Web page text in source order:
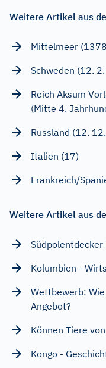
Weitere Artikel aus
Mittelmeer
Schweden (12.
Reich Aksum
(Mitte 4.
Russland (12.
Italien (17)
Frankreich/
Weitere Artikel aus
Kolumbien -
Wettbewerb:
Angebot?
Können Tiere
Kongo -